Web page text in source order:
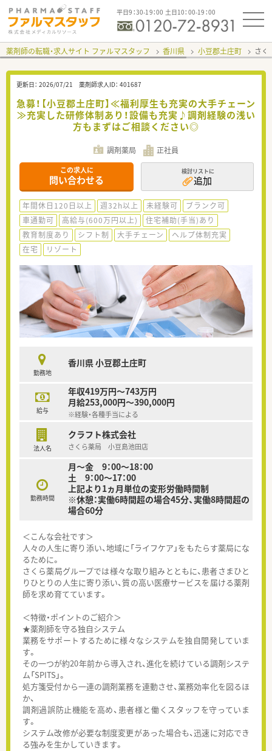
平日9：30-19：00 土日10：00-19：00
薬剤師の転職・求人サイト ファルマスタッフ 香川県 小豆郡土庄町 さ
更新日： 2026/07/21 薬剤師求人ID： 401687
急募！【小豆郡土庄町】≪福利厚生も充実の大手チェーン
≫充実した研修体制あり！設備も充実♪調剤経験の浅い
方もまずはご相談ください◎
調剤薬局 正社員
この求人に
問い合わせる
検討リストに
追加
年間休日120日以上 週32h以上 未経験可
ブランク可
車通勤可
高給与(600万円以上)
住宅補助(手当)あり
教育制度あり
シフト制 大手チェーン
ヘルプ体制充実
在宅
リゾート
勤務地
香川県 小豆郡土庄町
給与
年収419万円～743万円
月給253,000円～390,000円
※経験・各種手当による
法人名
クラフト株式会社
さくら薬局 小豆島池田店
勤務時間
月～金 9：00～18：00
土 9：00～17：00
上記より1ヵ月単位の変形労働時間制
※休憩：実働6時間超の場合45分、実働8時間超の
場合60分
＜こんな会社です＞
人々の人生に寄り添い、地域に「ライフケア」をもたらす薬局にな
るために。
さくら薬局グループでは様々な取り組みとともに、患者さまひと
りひとりの人生に寄り添い、質の高い医療サービスを届ける薬剤
師を求め育てています。
＜特徴・ポイントのご紹介＞
★薬剤師を守る独自システム
業務をサポートするために様々なシステムを独自開発していま
す。
その一つが約20年前から導入され、進化を続けている調剤システ
ム「SPITS」。
処方箋受付から一連の調剤業務を連動させ、業務効率化を図るほ
か、
調剤過誤防止機能を高め、患者様と働くスタッフを守っていま
す。
システム改修が必要な制度変更があった場合も、迅速に対応でき
る強みを生かしていきます。